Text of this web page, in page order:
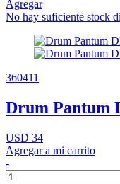
Agregar
No hay suficiente stock
360411
Drum Pantum
USD 34
Agregar a mi carrito
-